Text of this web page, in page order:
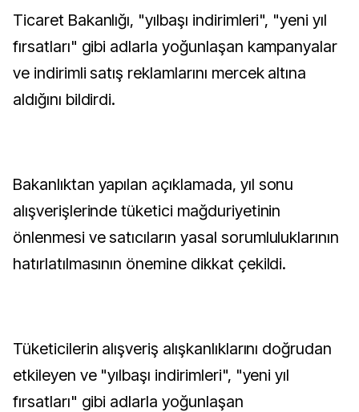
Ticaret Bakanlığı, "yılbaşı indirimleri", "yeni yıl
fırsatları" gibi adlarla yoğunlaşan kampanyalar
ve indirimli satış reklamlarını mercek altına
aldığını bildirdi.
Bakanlıktan yapılan açıklamada, yıl sonu
alışverişlerinde tüketici mağduriyetinin
önlenmesi ve satıcıların yasal sorumluluklarının
hatırlatılmasının önemine dikkat çekildi.
Tüketicilerin alışveriş alışkanlıklarını doğrudan
etkileyen ve "yılbaşı indirimleri", "yeni yıl
fırsatları" gibi adlarla yoğunlaşan